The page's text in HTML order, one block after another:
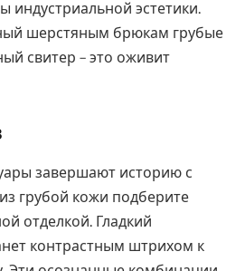
индустриальной эстетики.
шерстяным брюкам грубые
свитер – это оживит
завершают историю с
грубой кожи подберите
отделкой. Гладкий
контрастным штрихом к